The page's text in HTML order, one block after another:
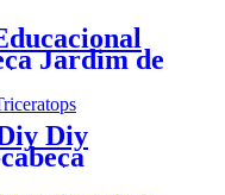
Jardim de
Diy
CC142